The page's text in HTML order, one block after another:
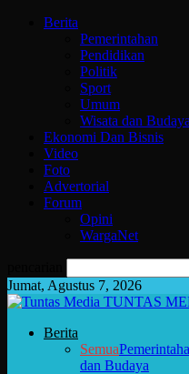
Berita
Pemerintahan
Pendidikan
Politik
Sport
Umum
Wisata dan Budaya
Ekonomi Dan Bisnis
Video
Foto
Advertorial
Forum
Opini
WargaNet
Jumat, Agustus 7, 2026
TUNTAS
Berita
Semua
dan Budaya